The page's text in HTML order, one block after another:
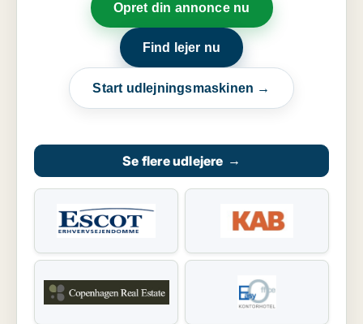
Opret din annonce nu
Find lejer nu
Start udlejningsmaskinen →
Se flere udlejere →